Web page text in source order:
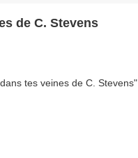
de C. Stevens